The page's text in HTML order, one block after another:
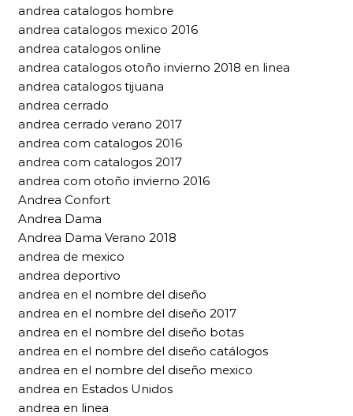
andrea catalogos hombre
andrea catalogos mexico 2016
andrea catalogos online
andrea catalogos otoño invierno 2018 en linea
andrea catalogos tijuana
andrea cerrado
andrea cerrado verano 2017
andrea com catalogos 2016
andrea com catalogos 2017
andrea com otoño invierno 2016
Andrea Confort
Andrea Dama
Andrea Dama Verano 2018
andrea de mexico
andrea deportivo
andrea en el nombre del diseño
andrea en el nombre del diseño 2017
andrea en el nombre del diseño botas
andrea en el nombre del diseño catálogos
andrea en el nombre del diseño mexico
andrea en Estados Unidos
andrea en linea